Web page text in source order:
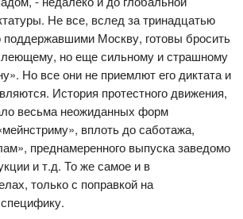
Не все, вслед за тринадцатью
поддержавшими Москву, готовы бросить
но еще сильному и страшному
Но все они не приемлют его диктата и
История протестного движения,
весьма неожиданных форм
вплоть до саботажа,
преднамеренного выпуска заведомо
и т.д. То же самое и в
только с поправкой на